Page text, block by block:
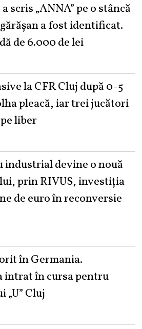
scris „ANNA” pe o stâncă
a fost identificat.
de 6.000 de lei
la CFR Cluj după 0-5
pleacă, iar trei jucători
liber
industrial devine o nouă
prin RIVUS, investiția
de euro în reconversie
în Germania.
intrat în cursa pentru
„U” Cluj